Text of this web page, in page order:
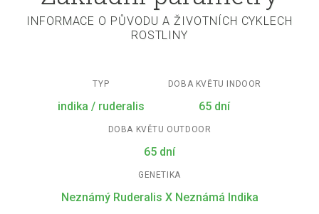
INFORMACE O PŮVODU A ŽIVOTNÍCH CYKLECH
ROSTLINY
TYP
indika / ruderalis
DOBA KVĚTU INDOOR
65 dní
DOBA KVĚTU OUTDOOR
65 dní
GENETIKA
Neznámý Ruderalis X Neznámá Indika